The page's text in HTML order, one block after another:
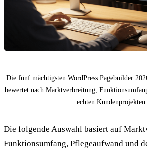
Die fünf mächtigsten WordPress Pagebuilder
bewertet nach Marktverbreitung,
echten Kundenprojekten.
Die folgende Auswahl basiert auf
Funktionsumfang, Pflegeaufwand und